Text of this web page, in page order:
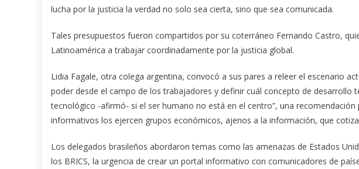
lucha por la justicia la verdad no solo sea cierta, sino que sea comunicada.
Tales presupuestos fueron compartidos por su coterráneo Fernando Castro,
Latinoamérica a trabajar coordinadamente por la justicia global.
Lidia Fagale, otra colega argentina, convocó a sus pares a releer el escenario
poder desde el campo de los trabajadores y definir cuál concepto de desarrollo
tecnológico -afirmó- si el ser humano no está en el centro”, una
informativos los ejercen grupos económicos, ajenos a la información, que
Los delegados brasileños abordaron temas como las amenazas de Estados
los BRICS, la urgencia de crear un portal informativo con comunicadores de